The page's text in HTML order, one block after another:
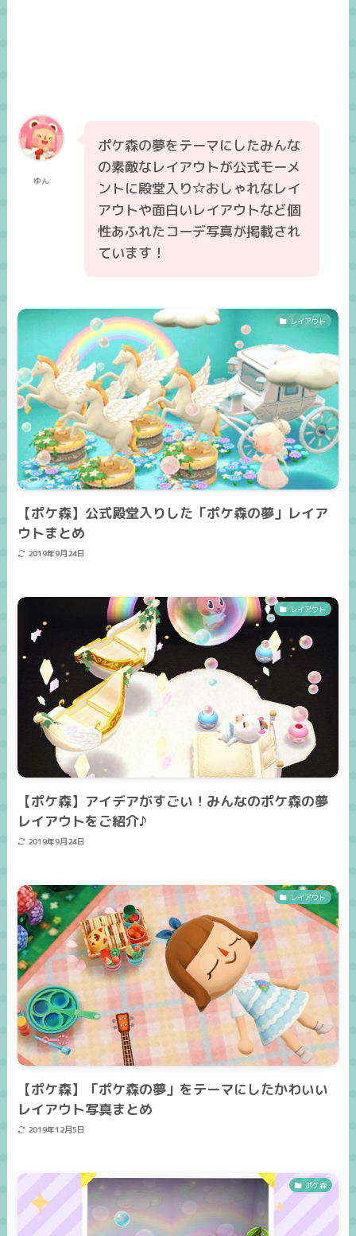
ゆん
ポケ森の夢をテーマにしたみんな
の素敵なレイアウトが公式モーメ
ントに殿堂入り☆おしゃれなレイ
アウトや面白いレイアウトなど個
性あふれたコーデ写真が掲載され
ています！
レイアウト
【ポケ森】公式殿堂入りした「ポケ森の夢」レイア
ウトまとめ
2019年9月24日
レイアウト
【ポケ森】アイデアがすごい！みんなのポケ森の夢
レイアウトをご紹介♪
2019年9月24日
レイアウト
【ポケ森】「ポケ森の夢」をテーマにしたかわいい
レイアウト写真まとめ
2019年12月5日
ポケ森